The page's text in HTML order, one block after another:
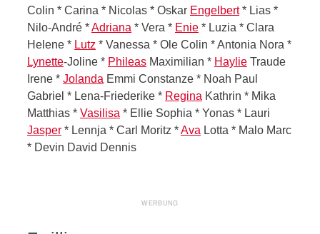
Colin * Carina * Nicolas * Oskar Engelbert* Lias *
Nilo-André *Adriana * Vera * Enie * Luzia * Clara
Helene * Lutz * Vanessa * Ole Colin * Antonia Nora *
Lynette-Joline * Phileas Maximilian * Haylie Traude
Irene * Jolanda Emmi Constanze * Noah Paul
Gabriel * Lena-Friederike * Regina Kathrin * Mika
Matthias * Vasilisa * Ellie Sophia * Yonas * Lauri
Jasper * Lennja * Carl Moritz *Ava Lotta * Malo Marc
* Devin David Dennis